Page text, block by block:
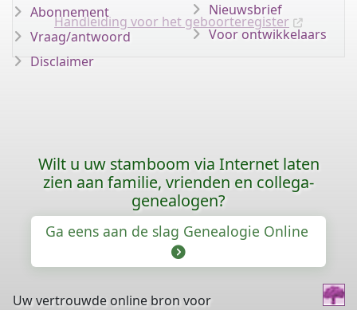
Handleiding voor het geboorteregister
Abonnement
Vraag/antwoord
Disclaimer
Nieuwsbrief
Voor ontwikkelaars
Wilt u uw stamboom via Internet laten
zien aan familie, vrienden en collega-
genealogen?
Ga eens aan de slag Genealogie Online
Uw vertrouwde online bron voor